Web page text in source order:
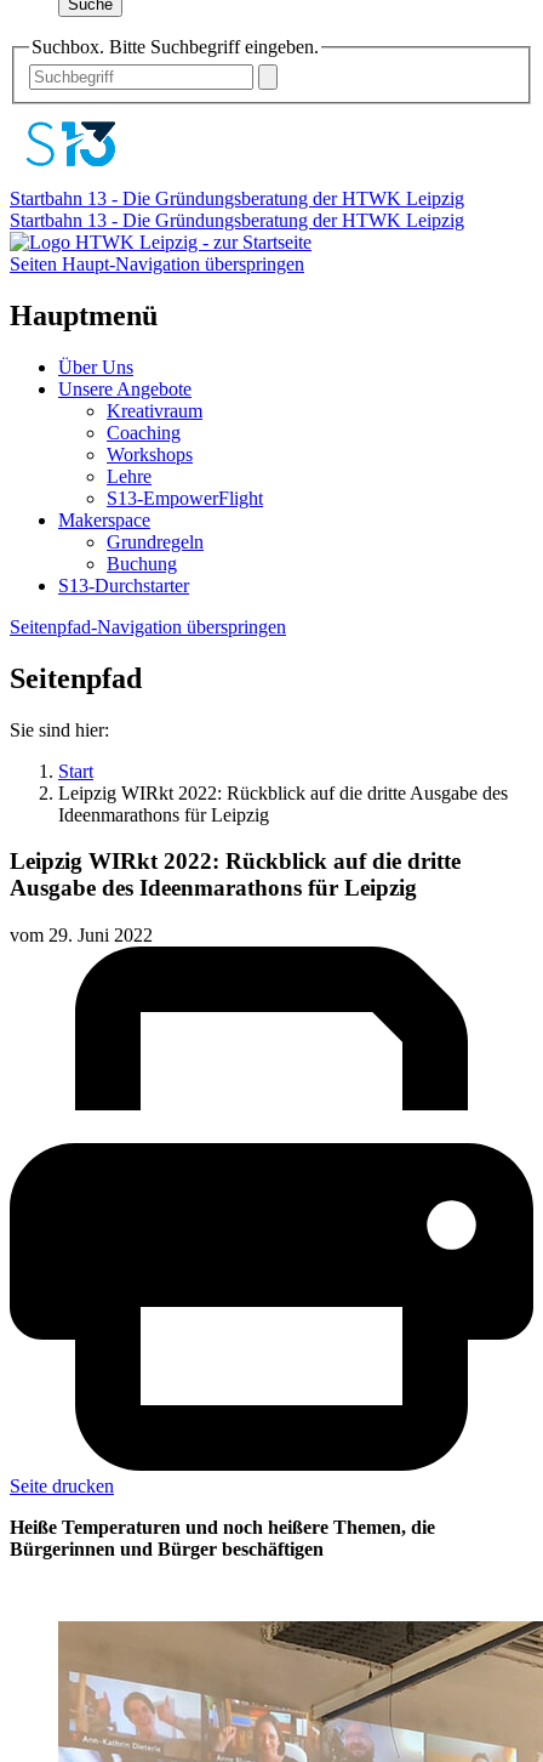
Suche
Suchbox. Bitte Suchbegriff eingeben.
Startbahn 13 - Die Gründungsberatung der HTWK Leipzig
Startbahn 13 - Die Gründungsberatung der HTWK Leipzig
Seiten Haupt-Navigation überspringen
Hauptmenü
Über Uns
Unsere Angebote
Kreativraum
Coaching
Workshops
Lehre
S13-EmpowerFlight
Makerspace
Grundregeln
Buchung
S13-Durchstarter
Seitenpfad-Navigation überspringen
Seitenpfad
Sie sind hier:
Start
Leipzig WIRkt 2022: Rückblick auf die dritte Ausgabe des
Ideenmarathons für Leipzig
Leipzig WIRkt 2022: Rückblick auf die dritte
Ausgabe des Ideenmarathons für Leipzig
vom 29. Juni 2022
Seite drucken
Heiße Temperaturen und noch heißere Themen, die
Bürgerinnen und Bürger beschäftigen